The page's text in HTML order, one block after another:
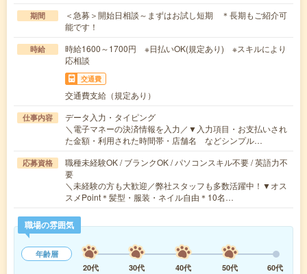
期間
＜急募＞開始日相談～まずはお試し短期 ＊長期もご紹介可
能です！
時給
時給1600～1700円 ※日払いOK(規定あり) ※スキルにより
応相談
交通費
交通費支給（規定あり）
仕事内容
データ入力・タイピング
＼電子マネーの決済情報を入力／▼入力項目・お支払いされ
た金額・利用された時間帯・店舗名 などシンプル…
応募資格
職種未経験OK / ブランクOK / パソコンスキル不要 / 英語力不
要
＼未経験の方も大歓迎／弊社スタッフも多数活躍中！▼オス
スメPoint＊髪型・服装・ネイル自由＊10名…
職場の雰囲気
年齢層
20代
30代 40代 50代
60代